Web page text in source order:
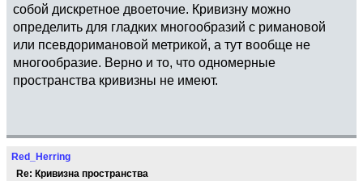
собой дискретное двоеточие. Кривизну можно
определить для гладких многообразий с римановой
или псевдоримановой метрикой, а тут вообще не
многообразие. Верно и то, что одномерные
пространства кривизны не имеют.
Red_Herring
Re: Кривизна пространства